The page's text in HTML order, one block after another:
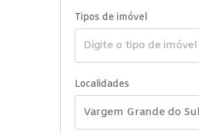
Tipos de imóvel
Localidades